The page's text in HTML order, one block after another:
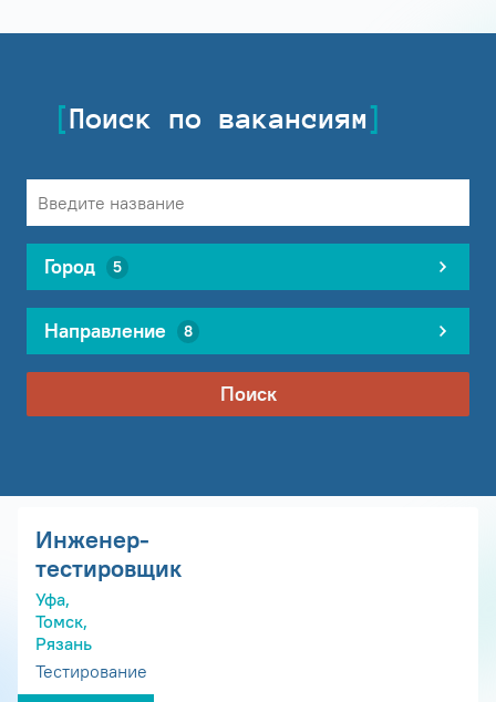
Поиск по вакансиям
Город 5
Направление 8
Поиск
Инженер-
тестировщик
Уфа,
Томск,
Рязань
Тестирование